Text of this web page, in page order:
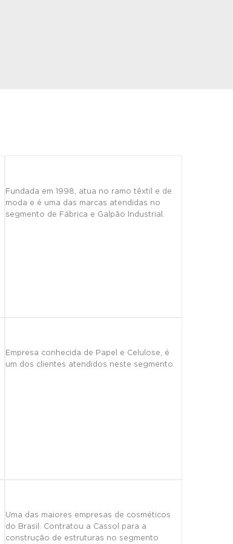
Fundada em 1998, atua no ramo têxtil e de
moda e é uma das marcas atendidas no
segmento de Fábrica e Galpão Industrial.
Empresa conhecida de Papel e Celulose, é
um dos clientes atendidos neste segmento.
Uma das maiores empresas de cosméticos
do Brasil. Contratou a Cassol para a
construção de estruturas no segmento